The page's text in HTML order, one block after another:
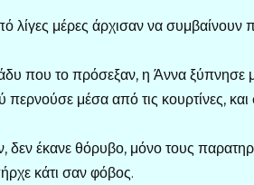
λίγες μέρες άρχισαν να συμβαίνουν
που το πρόσεξαν, η Άννα ξύπνησε
περνούσε μέσα από τις κουρτίνες,
δεν έκανε θόρυβο, μόνο τους
κάτι σαν φόβος.